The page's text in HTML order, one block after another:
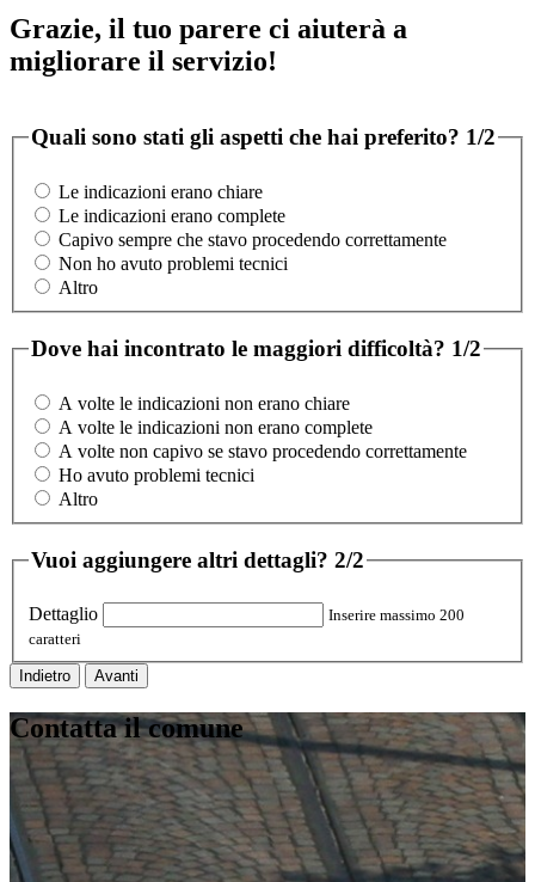
Grazie, il tuo parere ci aiuterà a
migliorare il servizio!
Quali sono stati gli aspetti che hai preferito? 1/2
Le indicazioni erano chiare
Le indicazioni erano complete
Capivo sempre che stavo procedendo correttamente
Non ho avuto problemi tecnici
Altro
Dove hai incontrato le maggiori difficoltà? 1/2
A volte le indicazioni non erano chiare
A volte le indicazioni non erano complete
A volte non capivo se stavo procedendo correttamente
Ho avuto problemi tecnici
Altro
Vuoi aggiungere altri dettagli? 2/2
Dettaglio
Inserire massimo 200
caratteri
Indietro Avanti
Contatta il comune